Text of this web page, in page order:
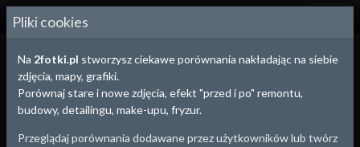
2FOTKI.PL
Dodawanie zdjęcia
Nick
Pliki cookies
Na 2fotki.pl stworzysz ciekawe porównania nakładając na siebie
zdjęcia, mapy, grafiki.
Porównaj stare i nowe zdjęcia, efekt "przed i po" remontu,
budowy, detailingu, make-upu, fryzur.
Przeglądaj porównania dodawane przez użytkowników lub twórz